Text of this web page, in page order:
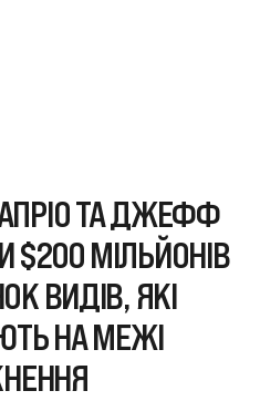
ТА ДЖЕФФ
$200 МІЛЬЙОНІВ
ВИДІВ, ЯКІ
НА МЕЖІ